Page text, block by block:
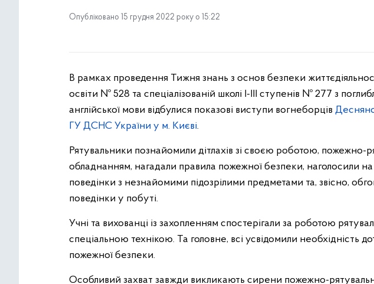
Опубліковано 15 грудня 2022 року о 15:22
В рамках проведення Тижня знань з основ безпеки
освіти № 528 та спеціалізованій школі I-III ступенів № 277 з
англійської мови відбулися показові виступи вогнеборців
ГУ ДСНС України у м. Києві.
Рятувальники познайомили дітлахів зі своєю роботою, пожежно-
обладнанням, нагадали правила пожежної безпеки, наголосили
поведінки з незнайомими підозрілими предметами та, звісно,
поведінки у побуті.
Учні та вихованці із захопленням спостерігали за роботою
спеціальною технікою. Та головне, всі усвідомили необхідність
пожежної безпеки.
Особливий захват завжди викликають сирени пожежно-